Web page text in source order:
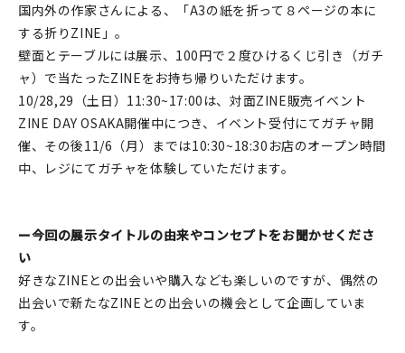
台湾グッズ
在庫限り
おすすめ特集
イベント・ワークショップ
ギャラリー
おしらせ
国内外の作家さんによる、「A3の紙を折って８ページの本に
する折りZINE」。
壁面とテーブルには展示、100円で２度ひけるくじ引き（ガチ
ャ）で当たったZINEをお持ち帰りいただけます。
10/28,29（土日）11:30~17:00は、対面ZINE販売イベント
ZINE DAY OSAKA開催中につき、イベント受付にてガチャ開
催、その後11/6（月）までは10:30~18:30お店のオープン時間
中、レジにてガチャを体験していただけます。
ー今回の展示タイトルの由来やコンセプトをお聞かせくださ
い
好きなZINEとの出会いや購入なども楽しいのですが、偶然の
出会いで新たなZINEとの出会いの機会として企画していま
す。